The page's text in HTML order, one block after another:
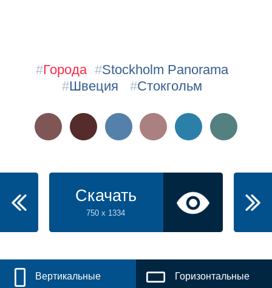
#Города #Stockholm Panorama
#Швеция #Стокгольм
Скачать
750 x 1334
Вертикальные Горизонтальные